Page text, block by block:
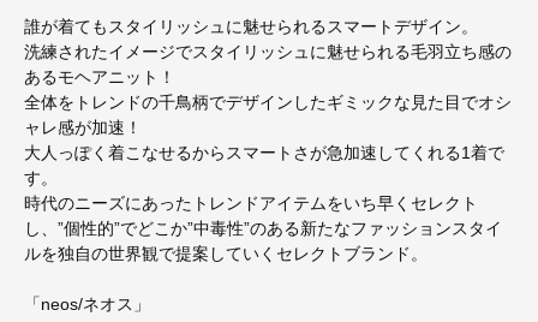
誰が着てもスタイリッシュに魅せられるスマートデザイン。
洗練されたイメージでスタイリッシュに魅せられる毛羽立ち感の
あるモヘアニット！
全体をトレンドの千鳥柄でデザインしたギミックな見た目でオシ
ャレ感が加速！
大人っぽく着こなせるからスマートさが急加速してくれる1着で
す。
時代のニーズにあったトレンドアイテムをいち早くセレクト
し、”個性的”でどこか”中毒性”のある新たなファッションスタイ
ルを独自の世界観で提案していくセレクトブランド。
「neos/ネオス」